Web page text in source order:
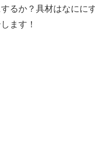
るか？具材はなにに
ます！